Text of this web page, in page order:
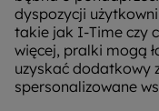
dyspozycji
takie jak I-Time czy
więcej, pralki mogą
uzyskać dodatkowy
spersonalizowane